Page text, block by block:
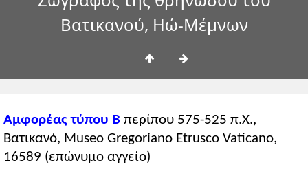
Βατικανού, Ηώ-Μέμνων
Αμφορέας τύπου Β περίπου 575-525 π.Χ.,
Βατικανό, Museo Gregoriano Etrusco Vaticano,
16589 (επώνυμο αγγείο)